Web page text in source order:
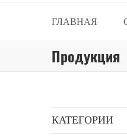
ГЛАВНАЯ
Продукция
КАТЕГОРИИ